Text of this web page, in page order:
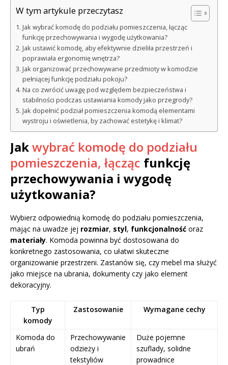
W tym artykule przeczytasz
Jak wybrać komodę do podziału pomieszczenia, łącząc
funkcję przechowywania i wygodę użytkowania?
Jak ustawić komodę, aby efektywnie dzieliła przestrzeń i
poprawiała ergonomię wnętrza?
Jak organizować przechowywane przedmioty w komodzie
pełniącej funkcję podziału pokoju?
Na co zwrócić uwagę pod względem bezpieczeństwa i
stabilności podczas ustawiania komody jako przegrody?
Jak dopełnić podział pomieszczenia komodą elementami
wystroju i oświetlenia, by zachować estetykę i klimat?
Jakwybrać komodę do podziału
pomieszczenia, łącząc funkcję
przechowywania i wygodę
użytkowania?
Wybierz odpowiednią komodę do podziału pomieszczenia,
mając na uwadze jej rozmiar, styl, funkcjonalność oraz
materiały. Komoda powinna być dostosowana do
konkretnego zastosowania, co ułatwi skuteczne
organizowanie przestrzeni. Zastanów się, czy mebel ma służyć
jako miejsce na ubrania, dokumenty czy jako element
dekoracyjny.
Typ
komody
Zastosowanie Wymagane cechy
Komoda do
ubrań
Przechowywanie
odzieży i
tekstyliów
Duże pojemne
szuflady, solidne
prowadnice